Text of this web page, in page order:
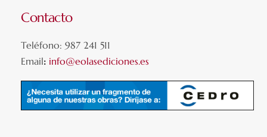
Contacto
Teléfono: 987 241 511
Email: info@eolasediciones.es